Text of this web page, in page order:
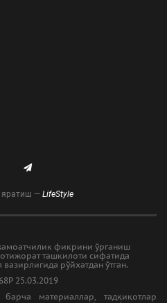
яратиш — LifeStyle
фикрини ўрганиш
ташкилоти сифатида
рўйхатдан ўтган.
25.03.2019
материаллар, тадқиқотлар